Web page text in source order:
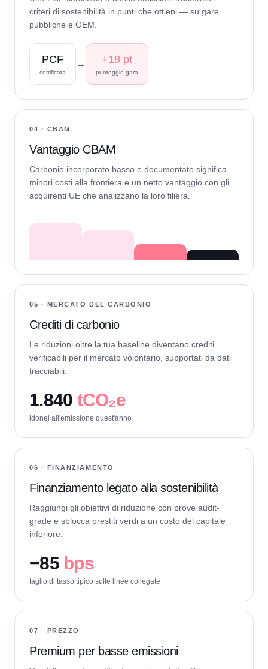
criteri di sostenibilità in punti che ottieni — su gare
pubbliche e OEM.
PCF
certificata
→ +18 pt
punteggio gara
04 · CBAM
Vantaggio CBAM
Carbonio incorporato basso e documentato significa
minori costi alla frontiera e un netto vantaggio con gli
acquirenti UE che analizzano la loro filiera.
05 · MERCATO DEL CARBONIO
Crediti di carbonio
Le riduzioni oltre la tua baseline diventano crediti
verificabili per il mercato volontario, supportati da dati
tracciabili.
1.840 tCO₂e
idonei all'emissione quest'anno
06 · FINANZIAMENTO
Finanziamento legato alla sostenibilità
Raggiungi gli obiettivi di riduzione con prove audit-
grade e sblocca prestiti verdi a un costo del capitale
inferiore.
−85bps
taglio di tasso tipico sulle linee collegate
07 · PREZZO
Premium per basse emissioni